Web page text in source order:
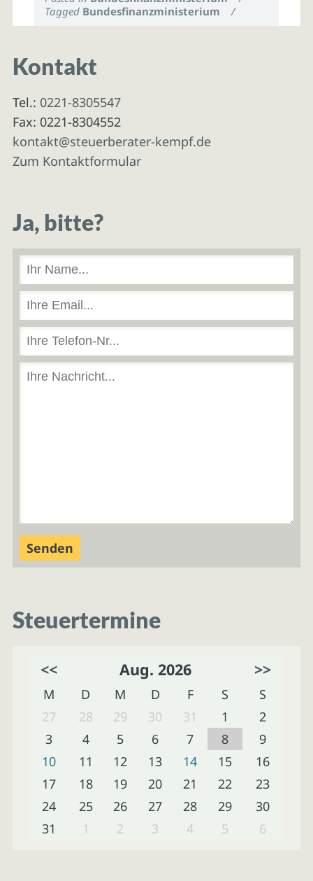
Tagged Bundesfinanzministerium /
Kontakt
Tel.: 0221-8305547
Fax: 0221-8304552
kontakt@steuerberater-kempf.de
Zum Kontaktformular
Ja, bitte?
Steuertermine
<< Aug. 2026 >>
M D M D F S
S
27
28 29 30 31 1
2
3
4 5 6 7 8
9
10
11 12 13 14 15
16
17
18 19 20 21 22
23
24
25 26 27 28 29
30
31
1 2 3 4 5 6